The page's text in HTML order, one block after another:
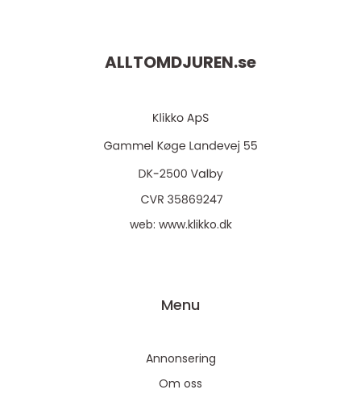
ALLTOMDJUREN.se
web: www.klikko.dk
Menu
Annonsering
Om oss